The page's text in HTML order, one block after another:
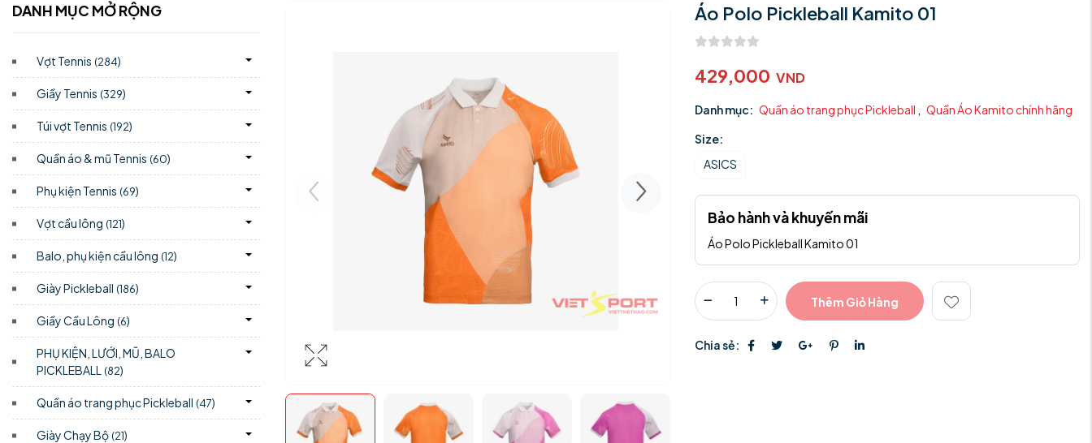
DANH MỤC MỞ RỘNG
Vợt Tennis (284)
Giầy Tennis (329)
Túi vợt Tennis (192)
Quần áo & mũ Tennis (60)
Phụ kiện Tennis (69)
Vợt cầu lông (121)
Balo, phụ kiện cầu lông (12)
Giày Pickleball (186)
Giầy Cầu Lông (6)
PHỤ KIỆN, LƯỚI, MŨ, BALO
PICKLEBALL (82)
Quần áo trang phục Pickleball (47)
Giày Chạy Bộ (21)
Áo Polo Pickleball Kamito 01
429,000 VND
Danh mục: Quần áo trang phục Pickleball
Quần Áo Kamito chính hãng
Size:
ASICS
Bảo hành và khuyến mãi
Áo Polo Pickleball Kamito 01
Thêm Giỏ Hàng
Chia sẻ: